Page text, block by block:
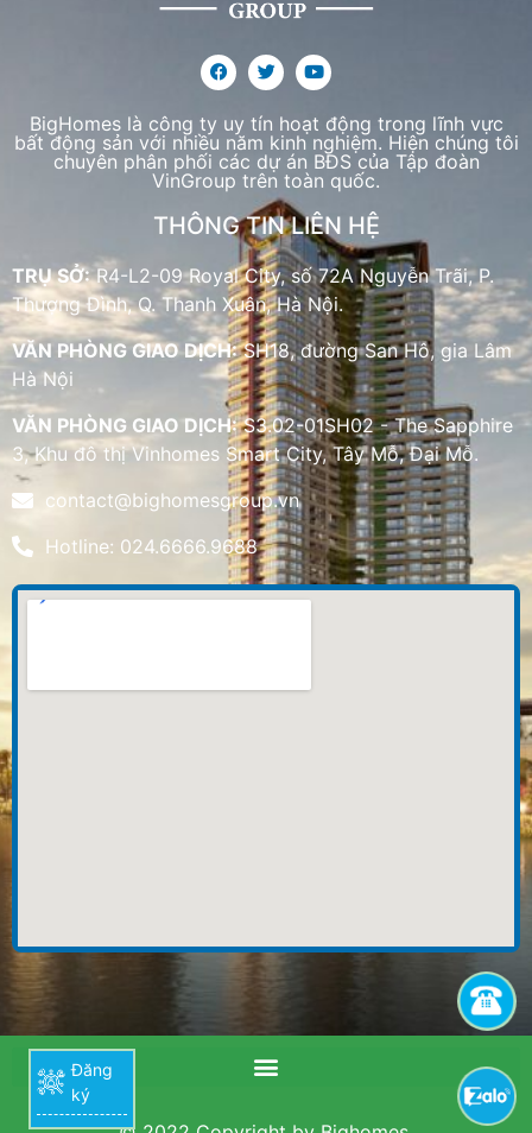
Đăng
ký
BigHomes là công ty uy tín hoạt động trong lĩnh vực
bất động sản với nhiều năm kinh nghiệm. Hiện chúng tôi
chuyên phân phối các dự án BĐS của Tập đoàn
VinGroup trên toàn quốc.
THÔNG TIN LIÊN HỆ
TRỤ SỞ:R4-L2-09 Royal City, số 72A Nguyễn Trãi, P.
Thượng Đình, Q. Thanh Xuân, Hà Nội.
VĂN PHÒNG GIAO DỊCH:SH18, đường San Hô, gia Lâm
Hà Nội
VĂN PHÒNG GIAO DỊCH:S3.02-01SH02 - The Sapphire
3, Khu đô thị Vinhomes Smart City, Tây Mỗ, Đại Mỗ.
contact@bighomesgroup.vn
Hotline: 024.6666.9688